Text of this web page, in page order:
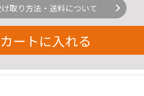
取り方法・送料について
カートに入れる